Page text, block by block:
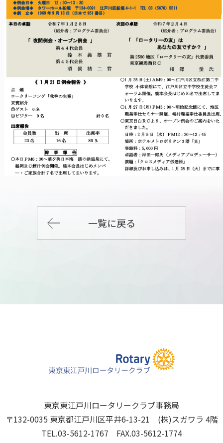
一覧に戻る
東京東江戸川ロータリークラブ事務局
〒132-0035 東京都江戸川区平井6-13-21 (株)スガワラ 4階
TEL.03-5612-1767 FAX.03-5612-1774